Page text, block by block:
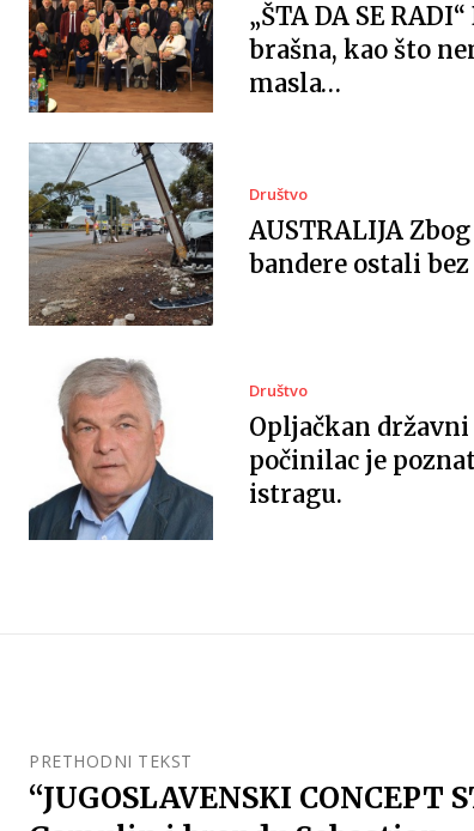
„ŠTA DA SE
brašna, kao što
masla…
Društvo
AUSTRALIJA
bandere ostali
Društvo
Opljačkan državni
počinilac je
istragu.
PRETHODNI TEKST
“JUGOSLAVENSKI CONCEPT